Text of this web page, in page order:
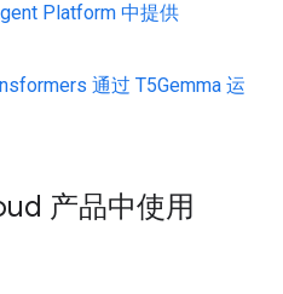
Platform 中提供
通过 T5Gemma 运
产品中使用